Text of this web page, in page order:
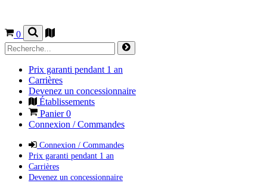
0
Prix garanti pendant 1 an
Carrières
Devenez un concessionnaire
Établissements
Panier0
Connexion / Commandes
Connexion / Commandes
Prix garanti pendant 1 an
Carrières
Devenez un concessionnaire